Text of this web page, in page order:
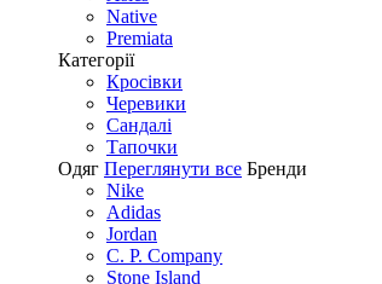
Native
Premiata
Категорії
Кросівки
Черевики
Сандалі
Tапочки
Одяг Переглянути все Бренди
Nike
Adidas
Jordan
C. P. Company
Stone Island